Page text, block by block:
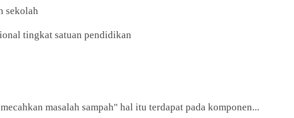
sekolah
tingkat satuan pendidikan
masalah sampah" hal itu terdapat pada komponen...